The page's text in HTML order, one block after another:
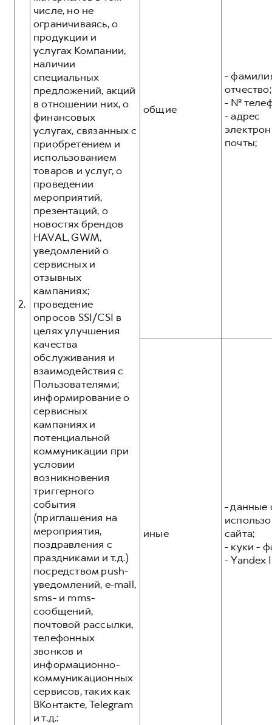
2.
числе, но не
ограничиваясь, о
продукции и
услугах Компании,
наличии
специальных
предложений, акций
в отношении них, о
финансовых
услугах, связанных с
приобретением и
использованием
товаров и услуг, о
проведении
мероприятий,
презентаций, о
новостях брендов
HAVAL, GWM,
уведомлений о
сервисных и
отзывных
кампаниях;
проведение
опросов SSI/CSI в
целях улучшения
качества
обслуживания и
взаимодействия с
Пользователями;
информирование о
сервисных
кампаниях и
потенциальной
коммуникации при
условии
возникновения
триггерного
события
(приглашения на
мероприятия,
поздравления с
праздниками и т.д.)
посредством push-
уведомлений, e-mail,
sms- и mms-
сообщений,
почтовой рассылки,
телефонных
звонков и
информационно-
коммуникационных
сервисов, таких как
ВКонтакте, Telegram
и т.д.:
общие
-
отчество;
- №
- адрес
почты;
иные
- данные
сайта;
- куки -
- Yandex